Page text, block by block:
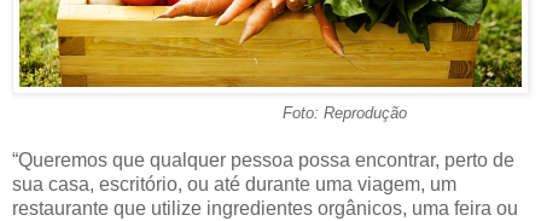
Foto: Reprodução
“Queremos que qualquer pessoa possa encontrar, perto de
sua casa, escritório, ou até durante uma viagem, um
restaurante que utilize ingredientes orgânicos, uma feira ou